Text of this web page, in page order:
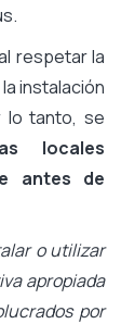
respetar la
instalación
lo tanto, se
locales
antes de
o utilizar
apropiada
por